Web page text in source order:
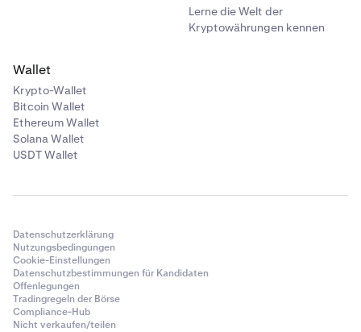
Lerne die Welt der
Kryptowährungen kennen
Wallet
Krypto-Wallet
Bitcoin Wallet
Ethereum Wallet
Solana Wallet
USDT Wallet
Datenschutzerklärung
Nutzungsbedingungen
Cookie-Einstellungen
Datenschutzbestimmungen für Kandidaten
Offenlegungen
Tradingregeln der Börse
Compliance-Hub
Nicht verkaufen/teilen